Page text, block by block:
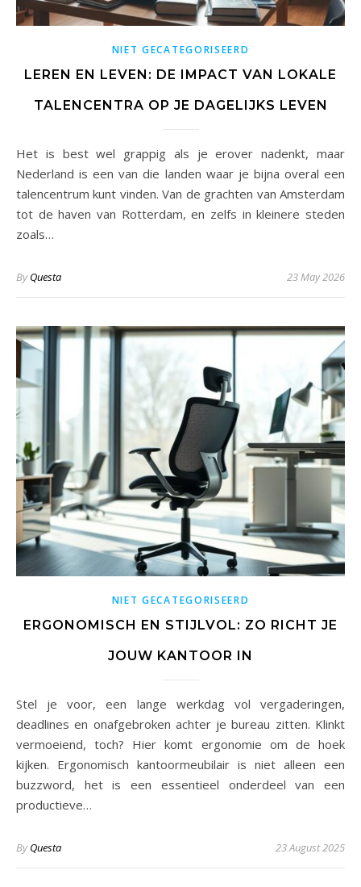
NIET GECATEGORISEERD
LEREN EN LEVEN: DE IMPACT VAN LOKALE
TALENCENTRA OP JE DAGELIJKS LEVEN
Het is best wel grappig als je erover nadenkt, maar
Nederland is een van die landen waar je bijna overal een
talencentrum kunt vinden. Van de grachten van Amsterdam
tot de haven van Rotterdam, en zelfs in kleinere steden
zoals…
ByQuesta 23 May 2026
NIET GECATEGORISEERD
ERGONOMISCH EN STIJLVOL: ZO RICHT JE
JOUW KANTOOR IN
Stel je voor, een lange werkdag vol vergaderingen,
deadlines en onafgebroken achter je bureau zitten. Klinkt
vermoeiend, toch? Hier komt ergonomie om de hoek
kijken. Ergonomisch kantoormeubilair is niet alleen een
buzzword, het is een essentieel onderdeel van een
productieve…
ByQuesta 23 August 2025